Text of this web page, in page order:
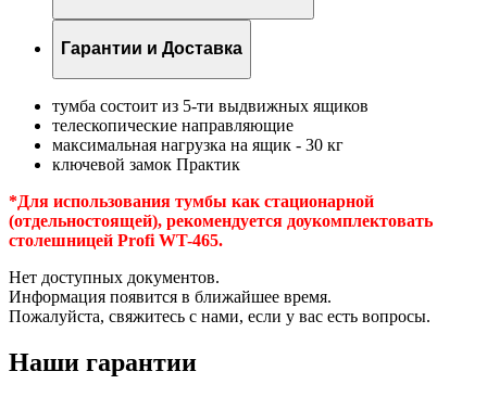
Гарантии и Доставка
тумба состоит из 5-ти выдвижных ящиков
телескопические направляющие
максимальная нагрузка на ящик - 30 кг
ключевой замок Практик
*Для использования тумбы как стационарной
(отдельностоящей), рекомендуется доукомплектовать
столешницей Profi WT-465.
Нет доступных документов.
Информация появится в ближайшее время.
Пожалуйста, свяжитесь с нами, если у вас есть вопросы.
Наши гарантии